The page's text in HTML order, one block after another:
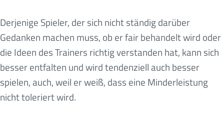
Derjenige Spieler, der sich nicht ständig darüber
Gedanken machen muss, ob er fair behandelt wird oder
die Ideen des Trainers richtig verstanden hat, kann sich
besser entfalten und wird tendenziell auch besser
spielen, auch, weil er weiß, dass eine Minderleistung
nicht toleriert wird.